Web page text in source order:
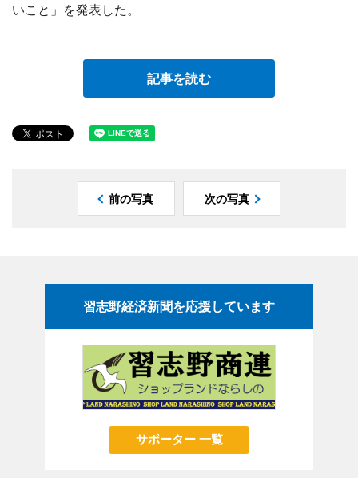
いこと」を発表した。
記事を読む
前の写真 次の写真
習志野経済新聞を応援しています
サポーター 一覧